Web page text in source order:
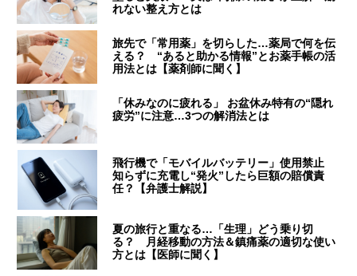
れない整え方とは
旅先で「常用薬」を切らした…薬局で何を伝
える？ “あると助かる情報”とお薬手帳の活
用法とは【薬剤師に聞く】
「休みなのに疲れる」 お盆休み特有の“隠れ
疲労”に注意…3つの解消法とは
飛行機で「モバイルバッテリー」使用禁止
知らずに充電し“発火”したら巨額の賠償責
任？【弁護士解説】
夏の旅行と重なる…「生理」どう乗り切
る？ 月経移動の方法＆鎮痛薬の適切な使い
方とは【医師に聞く】